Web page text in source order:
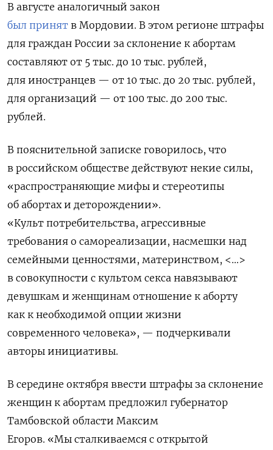
В августе аналогичный закон
был принят в Мордовии. В этом регионе штрафы
для граждан России за склонение к абортам
составляют от 5 тыс. до 10 тыс. рублей,
для иностранцев — от 10 тыс. до 20 тыс. рублей,
для организаций — от 100 тыс. до 200 тыс.
рублей.
В пояснительной записке говорилось, что
в российском обществе действуют некие силы,
«распространяющие мифы и стереотипы
об абортах и деторождении».
«Культ потребительства, агрессивные
требования о самореализации, насмешки над
семейными ценностями, материнством, <…>
в совокупности с культом секса навязывают
девушкам и женщинам отношение к аборту
как к необходимой опции жизни
современного человека», — подчеркивали
авторы инициативы.
В середине октября ввести штрафы за склонение
женщин к абортам предложил губернатор
Тамбовской области Максим
Егоров. «Мы сталкиваемся с открытой